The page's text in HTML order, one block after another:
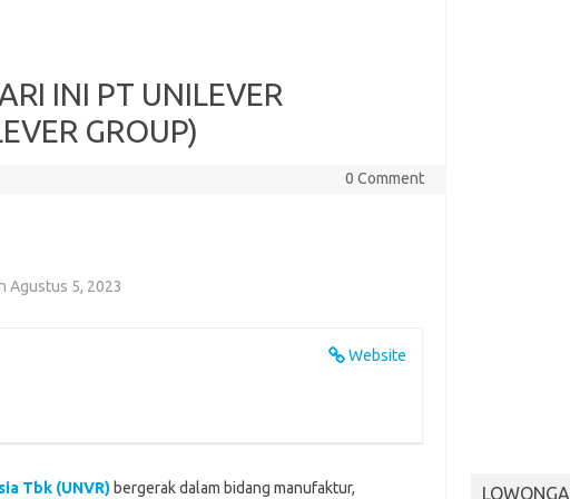
INI PT UNILEVER
GROUP)
0 Comment
Agustus 5, 2023
Website
Tbk (UNVR)bergerak dalam bidang manufaktur,